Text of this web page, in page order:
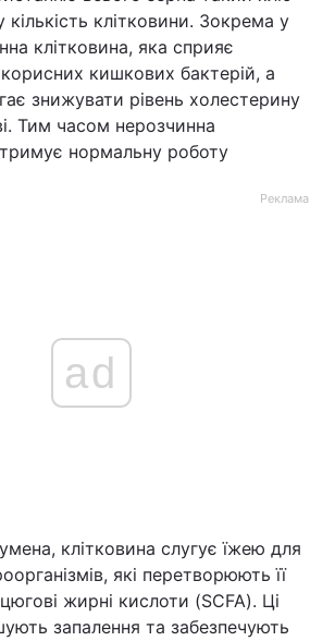
кількість клітковини. Зокрема у
клітковина, яка сприяє
кишкових бактерій, а
знижувати рівень холестерину
Тим часом нерозчинна
нормальну роботу
Реклама
ad
клітковина слугує їжею для
які перетворюють її
жирні кислоти (SCFA). Ці
запалення та забезпечують